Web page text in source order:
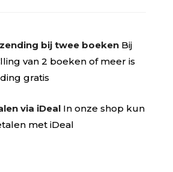
bij twee boeken Bij
van 2 boeken of meer is
gratis
via iDeal In onze shop kun
met iDeal